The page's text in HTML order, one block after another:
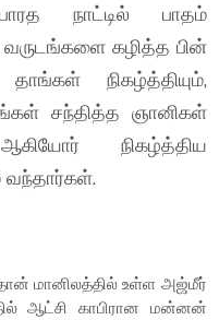
நாட்டில் பாதம்
வருடங்களை கழித்த பின்
நிகழ்த்தியும்,
சந்தித்த ஞானிகள்
நிகழ்த்திய
வந்தார்கள்.
மானிலத்தில் உள்ள அஜ்மீர்
ஆட்சி காபிரான மன்னன்